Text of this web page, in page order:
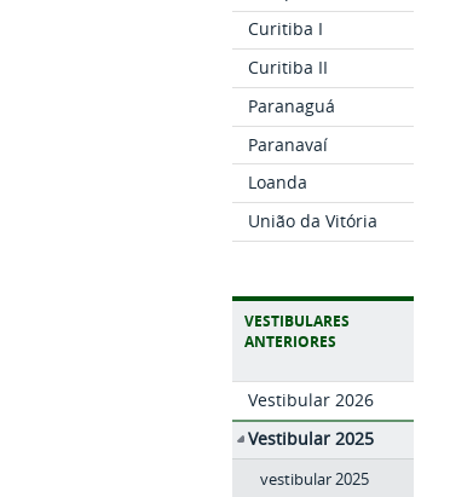
Curitiba I
Curitiba II
Paranaguá
Paranavaí
Loanda
União da Vitória
VESTIBULARES
ANTERIORES
Vestibular 2026
Vestibular 2025
vestibular 2025